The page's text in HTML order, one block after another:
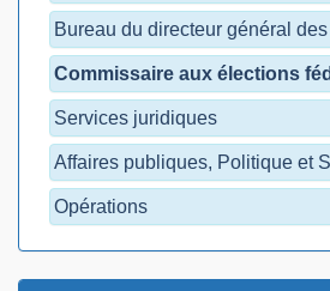
Bureau du directeur général
Commissaire aux élections
Services juridiques
Affaires publiques, Politique et
Opérations